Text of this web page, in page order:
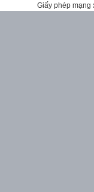
Giấy phép mạng